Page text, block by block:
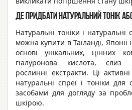
Де придбати натуральний тонік
Натуральні тоніки і натуральні
можна купити в Таїланді, Японії
основі унікальних, цінних
гіалуронова кислота, слиз
рослинні екстракти. Ці
натуральні спреї і тоніки
засобами для догляду за
шкірою.